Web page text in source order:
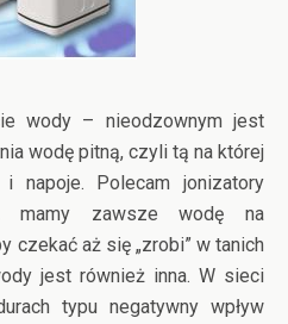
wody – nieodzownym jest
wodę pitną, czyli tą na której
napoje. Polecam jonizatory
mamy zawsze wodę na
czekać aż się „zrobi” w tanich
jest również inna. W sieci
typu negatywny wpływ